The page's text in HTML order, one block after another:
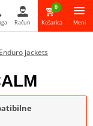
Pretraga
Račun
0
Košarica Meni
Enduro jackets